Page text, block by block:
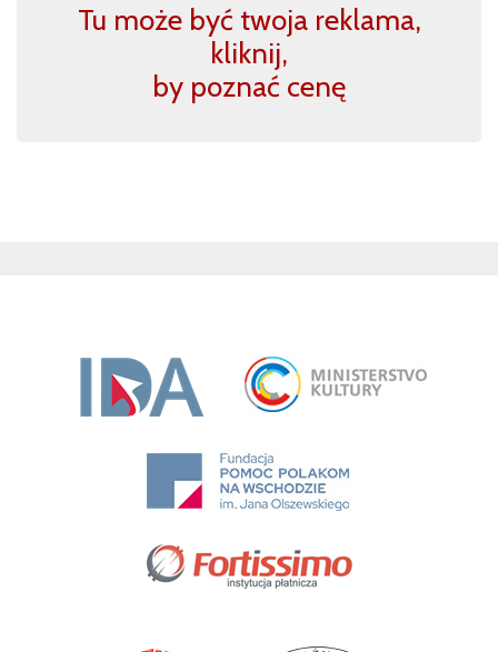
Tu może być twoja reklama,
kliknij,
by poznać cenę